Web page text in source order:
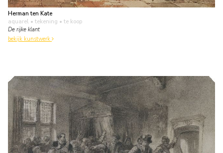
Herman ten Kate
aquarel • tekening • te koop
De rijke klant
bekijk kunstwerk